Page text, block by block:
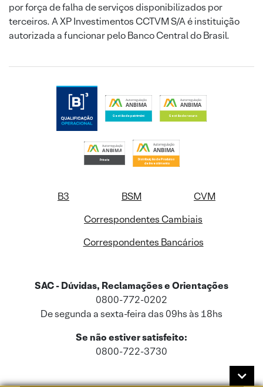
por força de falha de serviços disponibilizados por
terceiros. A XP Investimentos CCTVM S/A é instituição
autorizada a funcionar pelo Banco Central do Brasil.
B3 BSM
CVM
Correspondentes Cambiais
Correspondentes Bancários
SAC - Dúvidas, Reclamações e Orientações
0800-772-0202
De segunda a sexta-feira das 09hs às 18hs
Se não estiver satisfeito:
0800-722-3730